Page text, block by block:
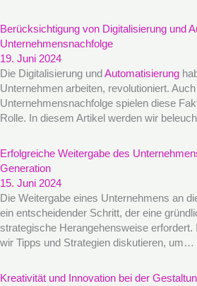
Berücksichtigung von Digitalisierung und
Unternehmensnachfolge
19. Juni 2024
Die Digitalisierung und Automatisierung
Unternehmen arbeiten, revolutioniert.
Unternehmensnachfolge spielen diese
Rolle. In diesem Artikel werden wir
Erfolgreiche Weitergabe des
Generation
15. Juni 2024
Die Weitergabe eines Unternehmens an
ein entscheidender Schritt, der eine
strategische Herangehensweise erfordert.
wir Tipps und Strategien diskutieren, um…
Kreativität und Innovation bei der